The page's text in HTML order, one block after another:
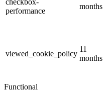
checkbox-
performance
months
viewed_cookie_policy
11
months
Functional